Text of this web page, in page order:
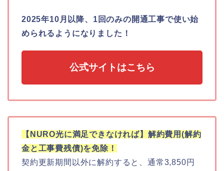
2025年10月以降、1回のみの開通工事で使い始
められるようになりました！
公式サイトはこちら
【NURO光に満足できなければ】解約費用(解約
金と工事費残債)を免除！
契約更新期間以外に解約すると、通常3,850円